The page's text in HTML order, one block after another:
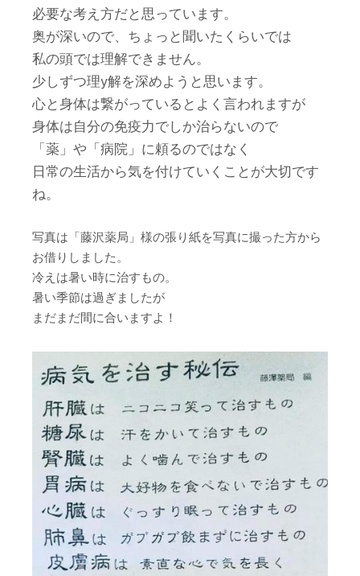
必要な考え方だと思っています。
奥が深いので、ちょっと聞いたくらいでは
私の頭では理解できません。
少しずつ理y解を深めようと思います。
心と身体は繋がっているとよく言われますが
身体は自分の免疫力でしか治らないので
「薬」や「病院」に頼るのではなく
日常の生活から気を付けていくことが大切です
ね。
写真は「藤沢薬局」様の張り紙を写真に撮った方から
お借りしました。
冷えは暑い時に治すもの。
暑い季節は過ぎましたが
まだまだ間に合いますよ！